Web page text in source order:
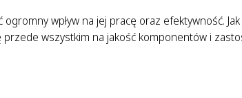
wpływ na jej pracę oraz efektywność.
wszystkim na jakość komponentów i